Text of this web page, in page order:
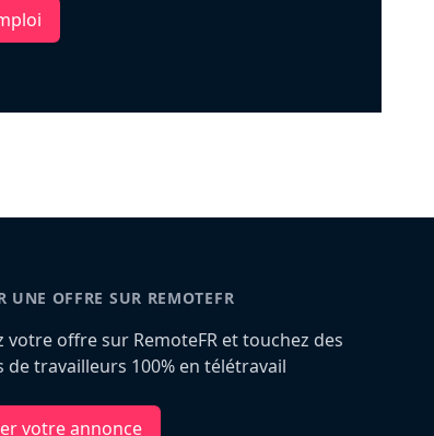
UNE OFFRE SUR REMOTEFR
votre offre sur RemoteFR et touchez des
de travailleurs 100% en télétravail
votre annonce